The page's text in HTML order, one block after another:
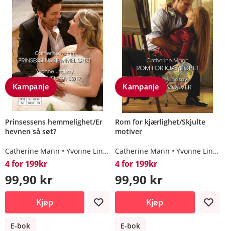
Kampanje
Prinsessens hemmelighet/Er
hevnen så søt?
Catherine Mann Yvonne Lindsay
4 for 199kr
99,90 kr
Kjøp
E-bok
Kampanje
Rom for kjærlighet/Skjulte
motiver
Catherine Mann Yvonne Lindsay
4 for 199kr
99,90 kr
Kjøp
E-bok